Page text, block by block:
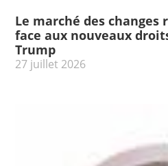
Le marché des changes
face aux nouveaux
Trump
27 juillet 2026